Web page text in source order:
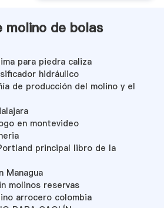
molino de bolas
para piedra caliza
hidráulico
de producción del molino y el
en montevideo
principal libro de la
Managua
molinos reservas
arrocero colombia